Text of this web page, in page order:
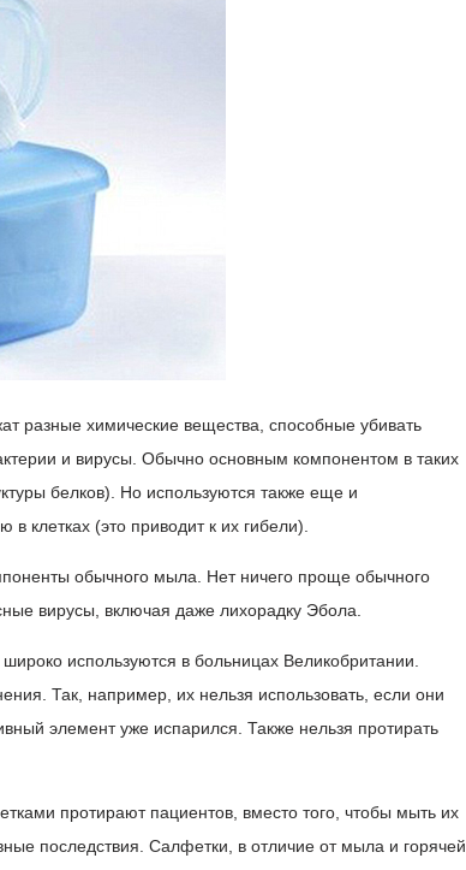
разные химические вещества, способные убивать
и вирусы. Обычно основным компонентом в таких
белков). Но используются также еще и
клетках (это приводит к их гибели).
обычного мыла. Нет ничего проще обычного
вирусы, включая даже лихорадку Эбола.
используются в больницах Великобритании.
Так, например, их нельзя использовать, если они
элемент уже испарился. Также нельзя протирать
протирают пациентов, вместо того, чтобы мыть их
последствия. Салфетки, в отличие от мыла и горячей